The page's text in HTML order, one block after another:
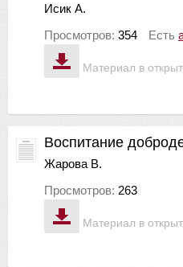
Материал в
Исик А.
Просмотров: 354 Есть
Материал в
Воспитание
Жарова В.
Просмотров: 263